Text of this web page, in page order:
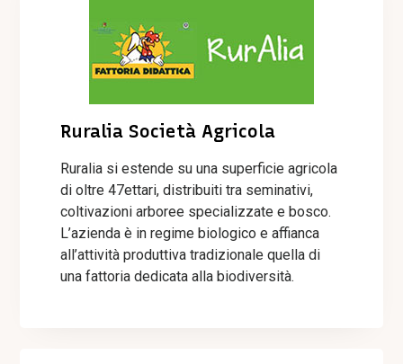
Ruralia Società Agricola
Ruralia si estende su una superficie agricola
di oltre 47ettari, distribuiti tra seminativi,
coltivazioni arboree specializzate e bosco.
L’azienda è in regime biologico e affianca
all’attività produttiva tradizionale quella di
una fattoria dedicata alla biodiversità.